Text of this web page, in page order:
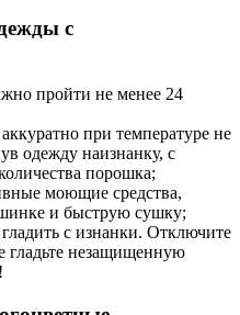
с
пройти не менее 24
при температуре не
одежду наизнанку, с
порошка;
моющие средства,
и быструю сушку;
с изнанки. Отключите
гладьте незащищенную